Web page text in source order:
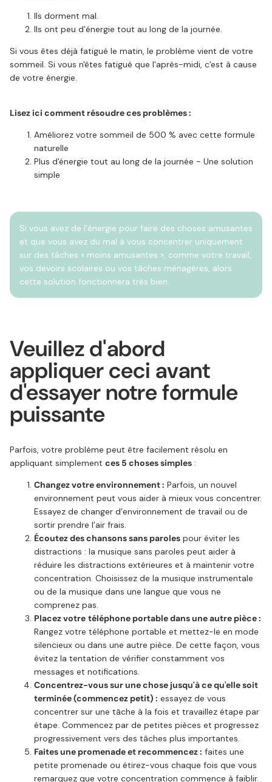
Ils dorment mal.
Ils ont peu d’énergie tout au long de la journée.
Si vous êtes déjà fatigué le matin, le problème vient de votre
sommeil. Si vous n'êtes fatigué que l'après-midi, c'est à cause
de votre énergie.
Lisez ici comment résoudre ces problèmes :
Améliorez votre sommeil de 500 % avec cette formule
naturelle
Plus d'énergie tout au long de la journée - Une solution
simple
Si vous avez de l’énergie pour faire des choses amusantes
et que vous avez du mal à vous concentrer uniquement
sur des tâches « moins amusantes », comme votre travail,
vos devoirs scolaires ou vos tâches ménagères, alors
cette solution fonctionnera très bien.
Veuillez d'abord
appliquer ceci avant
d'essayer notre formule
puissante
Parfois, votre problème peut être facilement résolu en
appliquant simplement ces 5 choses simples :
Changez votre environnement : Parfois, un nouvel
environnement peut vous aider à mieux vous concentrer.
Essayez de changer d’environnement de travail ou de
sortir prendre l’air frais.
Écoutez des chansons sans paroles pour éviter les
distractions : la musique sans paroles peut aider à
réduire les distractions extérieures et à maintenir votre
concentration. Choisissez de la musique instrumentale
ou de la musique dans une langue que vous ne
comprenez pas.
Placez votre téléphone portable dans une autre pièce :
Rangez votre téléphone portable et mettez-le en mode
silencieux ou dans une autre pièce. De cette façon, vous
évitez la tentation de vérifier constamment vos
messages et notifications.
Concentrez-vous sur une chose jusqu'à ce qu'elle soit
terminée (commencez petit) : essayez de vous
concentrer sur une tâche à la fois et travaillez étape par
étape. Commencez par de petites pièces et progressez
progressivement vers des tâches plus importantes.
Faites une promenade et recommencez : faites une
petite promenade ou étirez-vous chaque fois que vous
remarquez que votre concentration commence à faiblir.